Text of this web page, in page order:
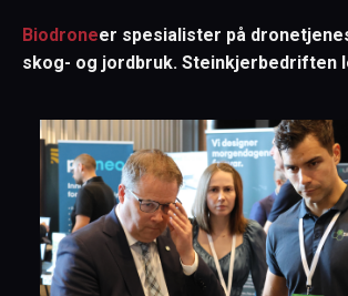
Biodroneer spesialister på
skog- og jordbruk. Steinkjerbedriften